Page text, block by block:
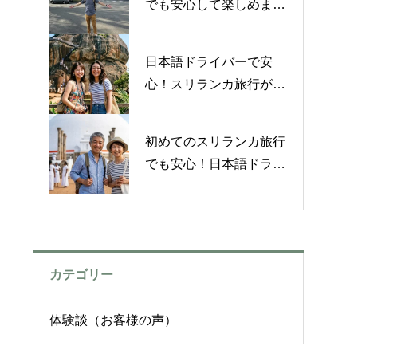
でも安心して楽しめまし
日本語ドライバーで安
心！スリランカ旅行がも
初めてのスリランカ旅行
でも安心！日本語ドライ
旅【お客様の声】
カテゴリー
体験談（お客様の声）